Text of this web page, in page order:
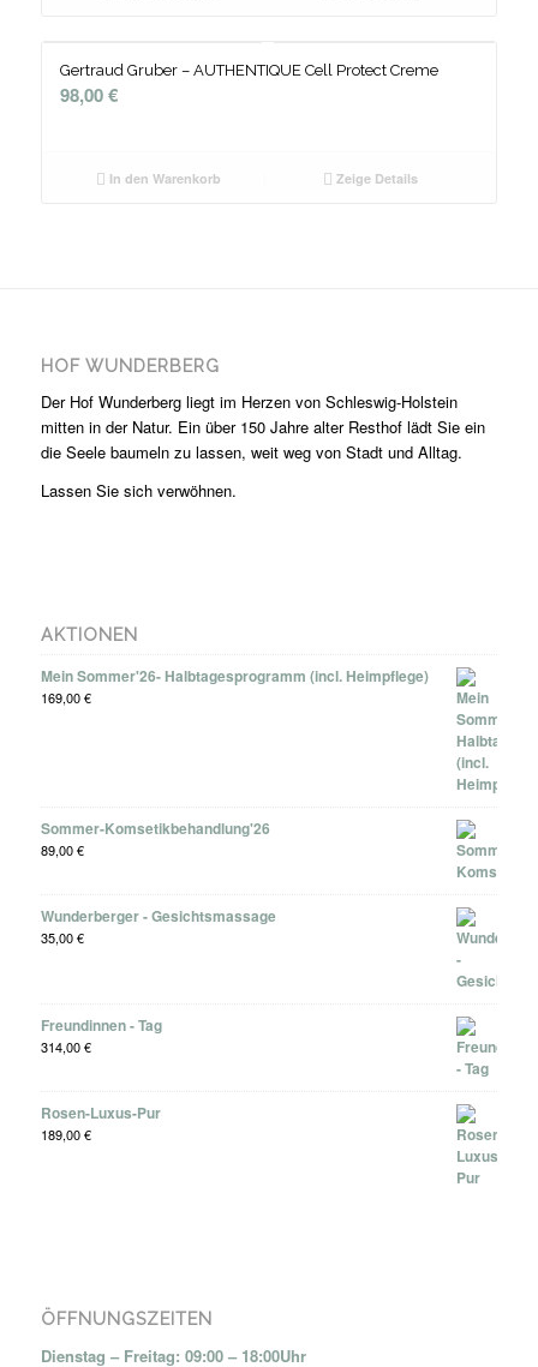
Gertraud Gruber – AUTHENTIQUE Cell Protect Creme
98,00€
In den Warenkorb Zeige Details
HOF WUNDERBERG
Der Hof Wunderberg liegt im Herzen von Schleswig-Holstein
mitten in der Natur. Ein über 150 Jahre alter Resthof lädt Sie ein
die Seele baumeln zu lassen, weit weg von Stadt und Alltag.
Lassen Sie sich verwöhnen.
AKTIONEN
Mein Sommer'26- Halbtagesprogramm (incl. Heimpflege)
169,00€
Sommer-Komsetikbehandlung'26
89,00€
Wunderberger - Gesichtsmassage
35,00€
Freundinnen - Tag
314,00€
Rosen-Luxus-Pur
189,00€
ÖFFNUNGSZEITEN
Dienstag – Freitag: 09:00 – 18:00Uhr